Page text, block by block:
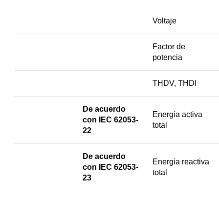
Voltaje
Factor de
potencia
THDV, THDI
De acuerdo
con IEC 62053-
22
Energía activa
total
De acuerdo
con IEC 62053-
23
Energia reactiva
total